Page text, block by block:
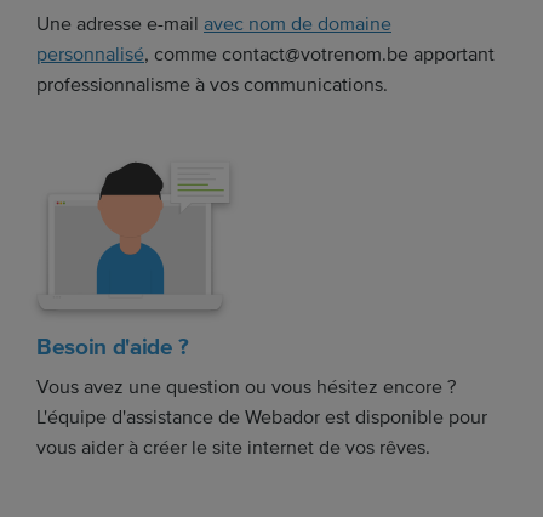
Une adresse e-mail avec nom de domaine
personnalisé, comme contact@votrenom.be apportant
professionnalisme à vos communications.
Besoin d'aide ?
Vous avez une question ou vous hésitez encore ?
L'équipe d'assistance de Webador est disponible pour
vous aider à créer le site internet de vos rêves.